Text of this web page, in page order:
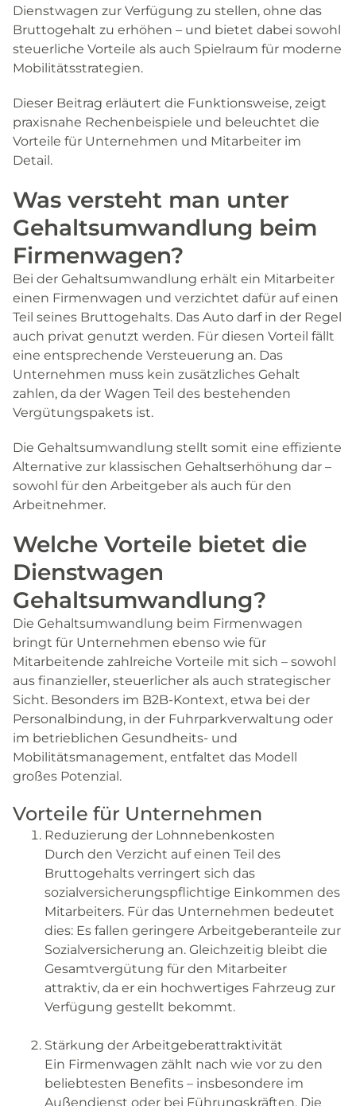
Dienstwagen zur Verfügung zu stellen, ohne das
Bruttogehalt zu erhöhen – und bietet dabei sowohl
steuerliche Vorteile als auch Spielraum für moderne
Mobilitätsstrategien.
Dieser Beitrag erläutert die Funktionsweise, zeigt
praxisnahe Rechenbeispiele und beleuchtet die
Vorteile für Unternehmen und Mitarbeiter im
Detail.
Was versteht man unter
Gehaltsumwandlung beim
Firmenwagen?
Bei der Gehaltsumwandlung erhält ein Mitarbeiter
einen Firmenwagen und verzichtet dafür auf einen
Teil seines Bruttogehalts. Das Auto darf in der Regel
auch privat genutzt werden. Für diesen Vorteil fällt
eine entsprechende Versteuerung an. Das
Unternehmen muss kein zusätzliches Gehalt
zahlen, da der Wagen Teil des bestehenden
Vergütungspakets ist.
Die Gehaltsumwandlung stellt somit eine effiziente
Alternative zur klassischen Gehaltserhöhung dar –
sowohl für den Arbeitgeber als auch für den
Arbeitnehmer.
Welche Vorteile bietet die
Dienstwagen
Gehaltsumwandlung?
Die Gehaltsumwandlung beim Firmenwagen
bringt für Unternehmen ebenso wie für
Mitarbeitende zahlreiche Vorteile mit sich – sowohl
aus finanzieller, steuerlicher als auch strategischer
Sicht. Besonders im B2B-Kontext, etwa bei der
Personalbindung, in der Fuhrparkverwaltung oder
im betrieblichen Gesundheits- und
Mobilitätsmanagement, entfaltet das Modell
großes Potenzial.
Vorteile für Unternehmen
Reduzierung der Lohnnebenkosten
Durch den Verzicht auf einen Teil des
Bruttogehalts verringert sich das
sozialversicherungspflichtige Einkommen des
Mitarbeiters. Für das Unternehmen bedeutet
dies: Es fallen geringere Arbeitgeberanteile zur
Sozialversicherung an. Gleichzeitig bleibt die
Gesamtvergütung für den Mitarbeiter
attraktiv, da er ein hochwertiges Fahrzeug zur
Verfügung gestellt bekommt.
Stärkung der Arbeitgeberattraktivität
Ein Firmenwagen zählt nach wie vor zu den
beliebtesten Benefits – insbesondere im
Außendienst oder bei Führungskräften. Die